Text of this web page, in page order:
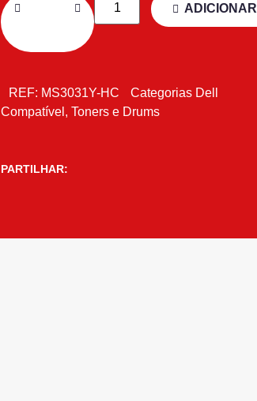
ADICIONAR
REF: MS3031Y-HC Categorias Dell
Compatível , Toners e Drums
PARTILHAR: